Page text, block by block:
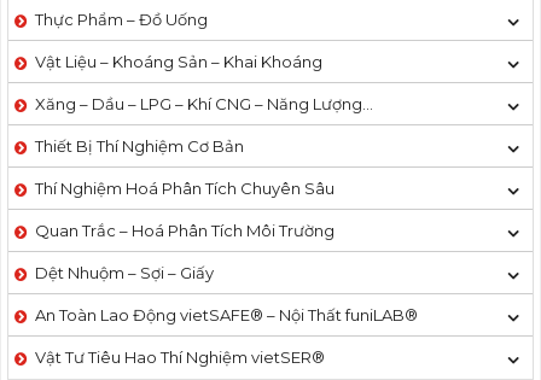
Thực Phẩm – Đồ Uống
Vật Liệu – Khoáng Sản – Khai Khoáng
Xăng – Dầu – LPG – Khí CNG – Năng Lượng…
Thiết Bị Thí Nghiệm Cơ Bản
Thí Nghiệm Hoá Phân Tích Chuyên Sâu
Quan Trắc – Hoá Phân Tích Môi Trường
Dệt Nhuộm – Sợi – Giấy
An Toàn Lao Động vietSAFE® – Nội Thất funiLAB®
Vật Tư Tiêu Hao Thí Nghiệm vietSER®